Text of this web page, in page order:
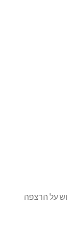
על הרצפה